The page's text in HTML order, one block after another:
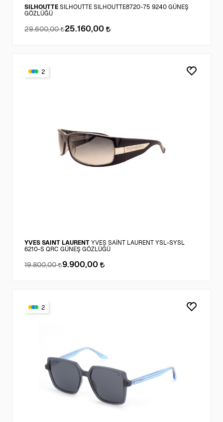
SILHOUTTE SILHOUTTE SILHOUTTE8720-75 9240 GÜNEŞ
GÖZLÜĞÜ
29.600,00 25.160,00
2
YVES SAINT LAURENT YVES SAİNT LAURENT YSL-SYSL
6210-S QRC GÜNEŞ GÖZLÜĞÜ
19.800,00 9.900,00
2